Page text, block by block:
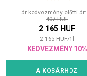
ár kedvezmény előtti ár:
407 HUF
2 165 HUF
2 165 HUF/1
KEDVEZMÉNY 10%
A KOSÁRHOZ